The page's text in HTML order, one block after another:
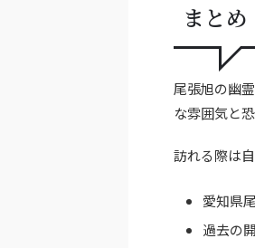
まとめ
尾張旭の幽
な雰囲気と
訪れる際は
愛知県
過去の